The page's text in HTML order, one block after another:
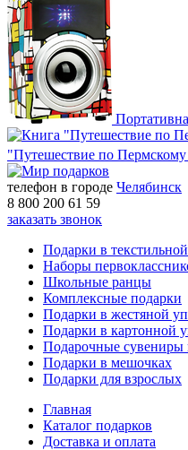
"Путешествие по
телефон в городе Челябинск
8 800 200 61 59
заказать звонок
Подарки в
Наборы
Школьные ранцы
Комплексные подарки
Подарки в жестяной
Подарки в картонной
Подарочные сувениры
Подарки в мешочках
Подарки для взрослых
Главная
Каталог подарков
Доставка и оплата